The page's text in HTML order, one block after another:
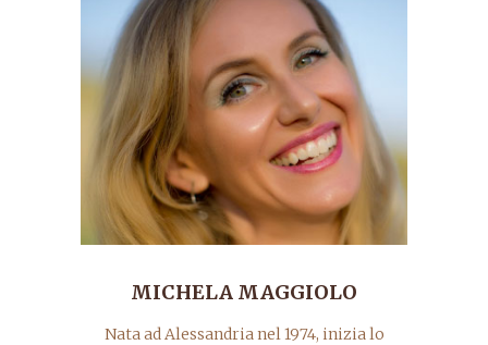
MICHELA MAGGIOLO
Nata ad Alessandria nel 1974, inizia lo